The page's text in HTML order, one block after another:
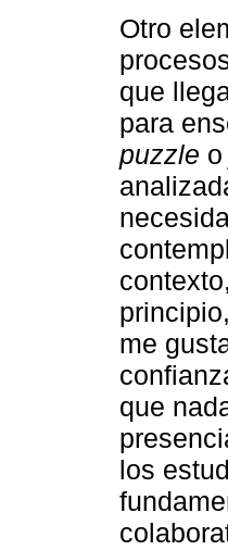
Otro
que
para
puzzle o
me
que
los